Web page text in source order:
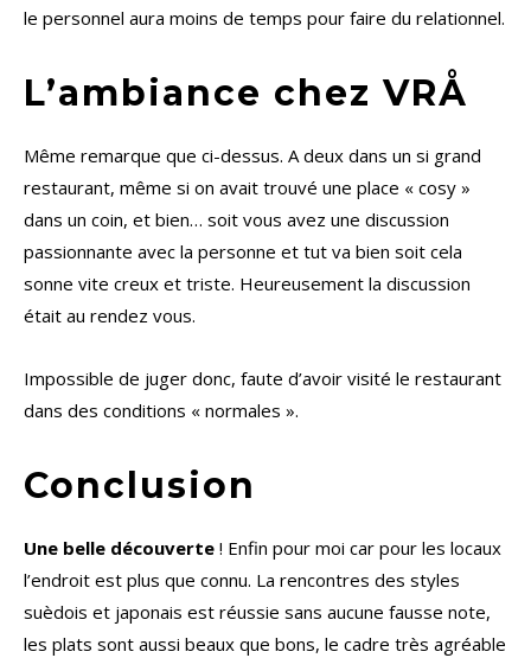
le personnel aura moins de temps pour faire du relationnel.
L’ambiance chez VRÅ
Même remarque que ci-dessus. A deux dans un si grand
restaurant, même si on avait trouvé une place « cosy »
dans un coin, et bien… soit vous avez une discussion
passionnante avec la personne et tut va bien soit cela
sonne vite creux et triste. Heureusement la discussion
était au rendez vous.
Impossible de juger donc, faute d’avoir visité le restaurant
dans des conditions « normales ».
Conclusion
Une belle découverte ! Enfin pour moi car pour les locaux
l’endroit est plus que connu. La rencontres des styles
suèdois et japonais est réussie sans aucune fausse note,
les plats sont aussi beaux que bons, le cadre très agréable